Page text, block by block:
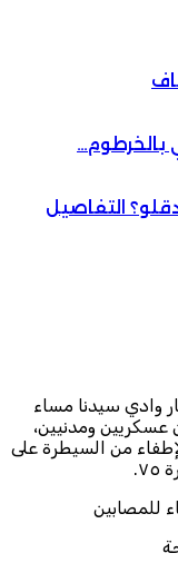
بالخرطوم…
التفاصيل
وادي سيدنا مساء
عسكريين ومدنيين،
من السيطرة على
للمصابين